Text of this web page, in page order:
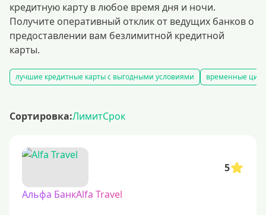
кредитную карту в любое время дня и ночи.
Получите оперативный отклик от ведущих банков о
предоставлении вам безлимитной кредитной
карты.
лучшие кредитные карты с выгодными условиями временные
Сортировка:ЛимитСрок
5
Альфа БанкAlfa Travel